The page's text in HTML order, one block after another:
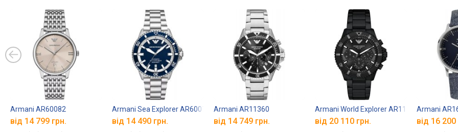
Armani AR60082
від 14 799 грн.
Armani Sea Explorer AR60079
від 14 490 грн.
Armani AR11360
від 14 749 грн.
Armani World Explorer AR11784
від 20 110 грн.
Armani
від 16 200